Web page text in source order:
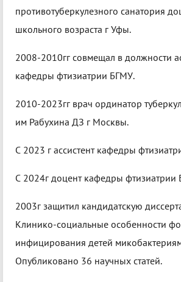
противотуберкулезного санатория
школьного возраста г Уфы.
2008-2010гг совмещал в должности
кафедры фтизиатрии БГМУ.
2010-2023гг врач ординатор
им Рабухина ДЗ г Москвы.
С 2023 г ассистент кафедры
С 2024г доцент кафедры фтизиатрии
2003г защитил кандидатскую
Клинико-социальные особенности
инфицирования детей
Опубликовано 36 научных статей.